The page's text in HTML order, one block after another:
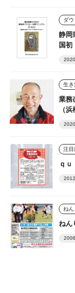
静岡
国初
生き
業務
（浜
注目
ｑ
ねん